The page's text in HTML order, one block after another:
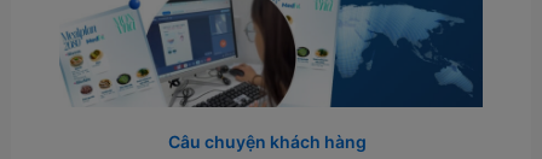
Câu chuyện khách hàng